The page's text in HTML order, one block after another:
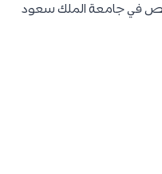
في جامعة الملك سعود